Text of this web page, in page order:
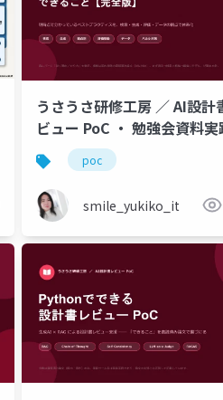
うさうさ研修工房 ／ AI設計書レ
ビュー PoC ・ 勉強会資料実
編：精度向上のために できる
と【完全版】
poc
smile_yukiko_it